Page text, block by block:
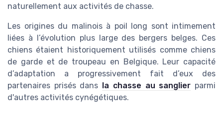
naturellement aux activités de chasse.
Les origines du malinois à poil long sont intimement
liées à l’évolution plus large des bergers belges. Ces
chiens étaient historiquement utilisés comme chiens
de garde et de troupeau en Belgique. Leur capacité
d’adaptation a progressivement fait d’eux des
partenaires prisés dans la chasse au sanglier parmi
d'autres activités cynégétiques.